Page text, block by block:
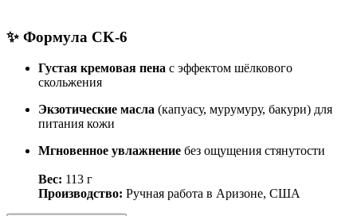
✨ Формула CK-6
Густая кремовая пена с эффектом шёлкового
скольжения
Экзотические масла (капуасу, мурумуру, бакури) для
питания кожи
Мгновенное увлажнение без ощущения стянутости
Вес: 113 г
Производство: Ручная работа в Аризоне, США